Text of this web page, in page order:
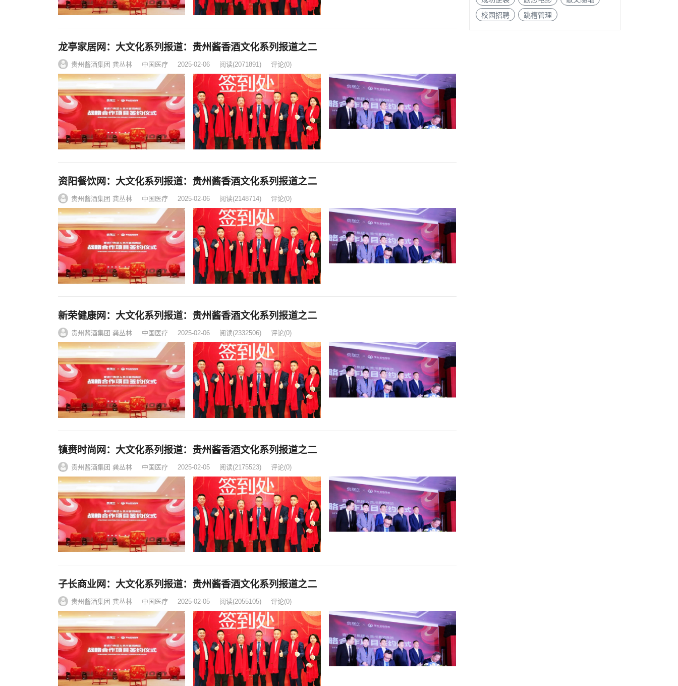
龙亭家居网：大文化系列报道：贵州酱香酒文化系列报道之二
贵州酱酒集团 龚丛林 中国医疗 2025-02-06 阅读(2071891) 评论(0)
资阳餐饮网：大文化系列报道：贵州酱香酒文化系列报道之二
贵州酱酒集团 龚丛林 中国医疗 2025-02-06 阅读(2148714) 评论(0)
新荣健康网：大文化系列报道：贵州酱香酒文化系列报道之二
贵州酱酒集团 龚丛林 中国医疗 2025-02-06 阅读(2332506) 评论(0)
镇赉时尚网：大文化系列报道：贵州酱香酒文化系列报道之二
贵州酱酒集团 龚丛林 中国医疗 2025-02-05 阅读(2175523) 评论(0)
子长商业网：大文化系列报道：贵州酱香酒文化系列报道之二
贵州酱酒集团 龚丛林 中国医疗 2025-02-05 阅读(2055105) 评论(0)
校园招聘
跳槽管理